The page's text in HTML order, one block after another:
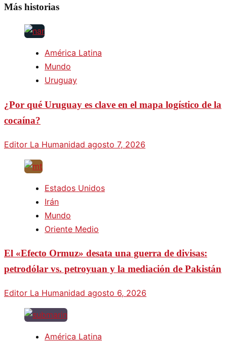
Más historias
América Latina
Mundo
Uruguay
¿Por qué Uruguay es clave en el mapa logístico de la
cocaína?
Editor La Humanidad agosto 7, 2026
Estados Unidos
Irán
Mundo
Oriente Medio
El «Efecto Ormuz» desata una guerra de divisas:
petrodólar vs. petroyuan y la mediación de Pakistán
Editor La Humanidad agosto 6, 2026
América Latina